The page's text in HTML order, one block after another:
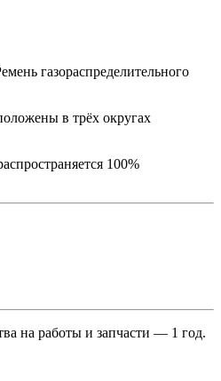
газораспределительного
в трёх округах
100%
на работы и запчасти — 1 год.